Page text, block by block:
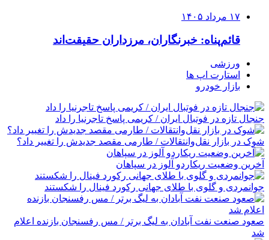
۱۷ مرداد ۱۴۰۵
قائم‌پناه: ‏خبرنگاران، مرزداران حقیقت‌اند
ورزشی
استارت اپ ها
بازار خودرو
جنجال تازه در فوتبال ایران / کریمی پاسخ تاجرنیا را داد
شوک در بازار نقل‌وانتقالات / طارمی مقصد جدیدش را تغییر داد؟
آخرین وضعیت ریکاردو آلوز در سپاهان
جوانمردی و گلوی با طلای جهانی رکورد فینال را شکستند
صعود صنعت نفت آبادان به لیگ برتر / مس رفسنجان بازنده اعلام
شد